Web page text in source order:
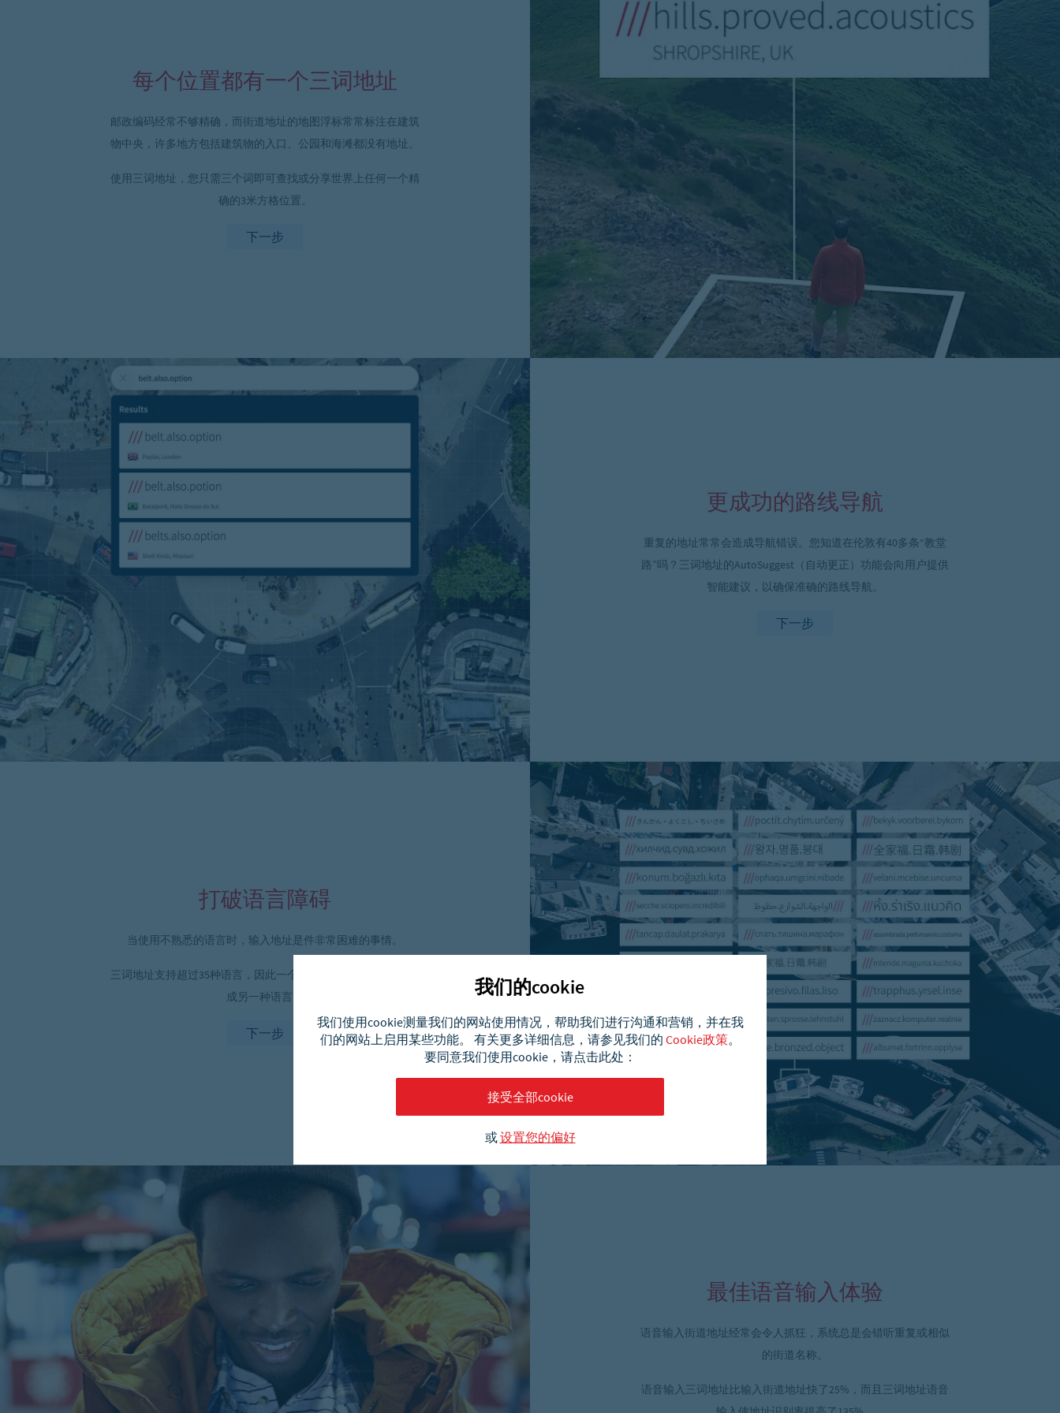
每个位置都有一个三词地址
邮政编码经常不够精确，而街道地址的地图浮标常常标注在建筑
物中央，许多地方包括建筑物的入口、公园和海滩都没有地址。
使用三词地址，您只需三个词即可查找或分享世界上任何一个精
确的3米方格位置。
下一步
更成功的路线导航
重复的地址常常会造成导航错误。您知道在伦敦有40多条“教堂
路”吗？三词地址 的AutoSuggest（自动更正）功能会向用户提供
智能建议，以确保准确的路线导航。
下一步
打破语言障碍
当使 用不熟悉的语言时，输入地址是件非常困难的事情。
三词地址支持超过35种语言， 因此一个三词地址可以即时被转换
成另一种语言
下一步
最佳语音输入体验
语音输入街道地址经常会令人抓狂，系统总是会错听重复或相似
的街道名称。
语音输入三词地址比输入街道地址快了25%，而且三词地址语音
Would you like to view this page in
another language?
CHINESE ENGLISH
我们的cookie
我们使用cookie测量我们的网站使用情况，帮助我们进行沟通和营销，并在我
们的网站上启用某些功能。 有关更多详细信息，请参见我们的 Cookie政策。
要同意我们使用cookie，请点击此处：
接受全部cookie
或设置您的偏好